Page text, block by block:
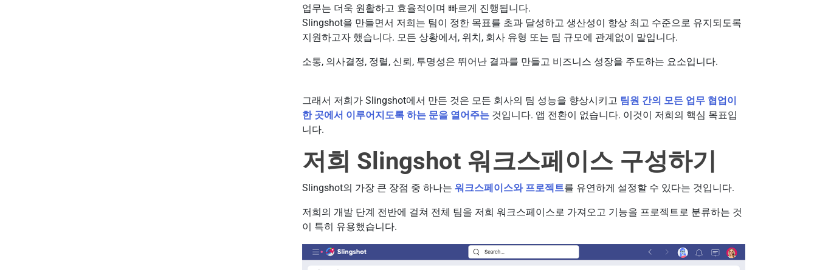
업무는 더욱 원활하고 효율적이며 빠르게 진행됩니다.
Slingshot을 만들면서 저희는 팀이 정한 목표를 초과 달성하고 생산성이 항상 최고 수준으로 유지되도록
지원하고자 했습니다. 모든 상황에서, 위치, 회사 유형 또는 팀 규모에 관계없이 말입니다.
소통, 의사결정, 정렬, 신뢰, 투명성은 뛰어난 결과를 만들고 비즈니스 성장을 주도하는 요소입니다.
그래서 저희가 Slingshot에서 만든 것은 모든 회사의 팀 성능을 향상시키고 팀원 간의 모든 업무 협업이
한 곳에서 이루어지도록 하는 문을 열어주는 것입니다. 앱 전환이 없습니다. 이것이 저희의 핵심 목표입
니다.
저희 Slingshot 워크스페이스 구성하기
Slingshot의 가장 큰 장점 중 하나는워크스페이스와 프로젝트를 유연하게 설정할 수 있다는 것입니다.
저희의 개발 단계 전반에 걸쳐 전체 팀을 저희 워크스페이스로 가져오고 기능을 프로젝트로 분류하는 것
이 특히 유용했습니다.